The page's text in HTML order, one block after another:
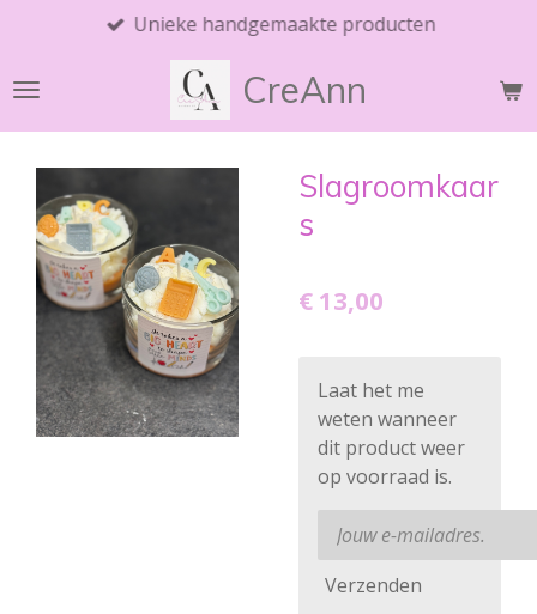
naar
CreAnn
Unieke handgemaakte producten
Slagroomkaar
s
€ 13,00
Laat het me
weten wanneer
dit product weer
op voorraad is.
Verzenden